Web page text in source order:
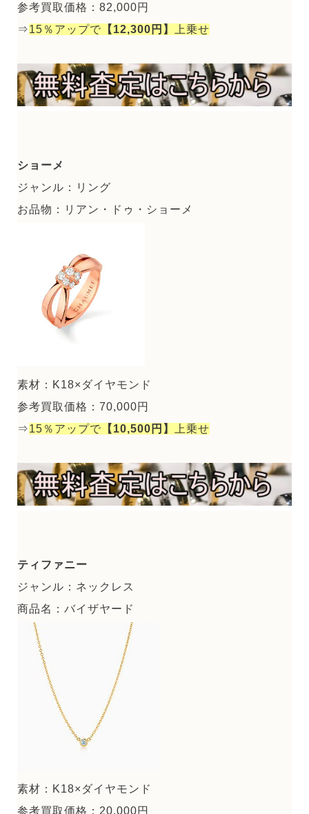
参考買取価格：82,000円
⇒15％アップで 【12,300円】 上乗せ
ショーメ
ジャンル：リング
お品物：リアン・ドゥ・ショーメ
素材：K18×ダイヤモンド
参考買取価格：70,000円
⇒15％アップで 【10,500円】 上乗せ
ティファニー
ジャンル：ネックレス
商品名：バイザヤード
素材：K18×ダイヤモンド
参考買取価格：20,000円